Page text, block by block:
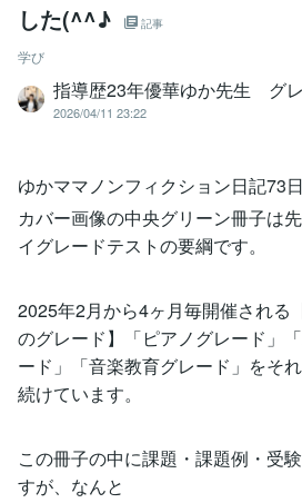
した(^^♪
記事
学び
指導歴23年優華ゆか先生 グ
2026/04/11 23:22
ゆかママノンフィクション日記73
カバー画像の中央グリーン冊子は
イグレードテストの要綱です。
2025年2月から4ヶ月毎開催される
のグレード】「ピアノグレード」
ード」「音楽教育グレード」をそ
続けています。
この冊子の中に課題・課題例・受
すが、なんと